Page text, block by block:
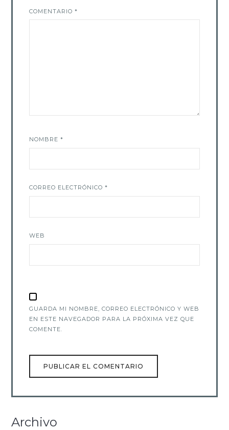
COMENTARIO*
NOMBRE*
CORREO ELECTRÓNICO*
WEB
GUARDA MI NOMBRE, CORREO ELECTRÓNICO Y WEB
EN ESTE NAVEGADOR PARA LA PRÓXIMA VEZ QUE
COMENTE.
Archivo